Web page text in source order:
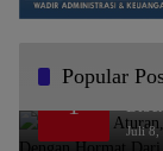
Popular
1
Juli 8,